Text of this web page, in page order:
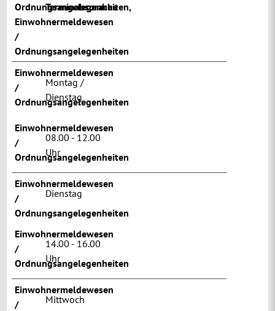
Ordnungsangelegenheiten,
Einwohnermeldewesen
/
Ordnungsangelegenheiten
Terminabsprache
Einwohnermeldewesen
/
Ordnungsangelegenheiten
Montag /
Dienstag
Einwohnermeldewesen
/
Ordnungsangelegenheiten
08.00 - 12.00
Uhr
Einwohnermeldewesen
/
Ordnungsangelegenheiten
Dienstag
Einwohnermeldewesen
/
Ordnungsangelegenheiten
14.00 - 16.00
Uhr
Einwohnermeldewesen
/
Mittwoch